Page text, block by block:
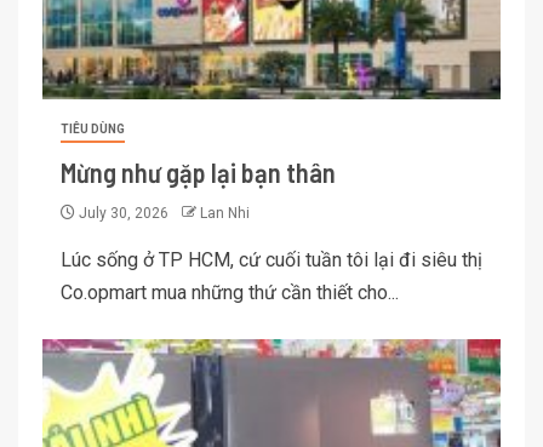
TIÊU DÙNG
Mừng như gặp lại bạn thân
July 30, 2026 Lan Nhi
Lúc sống ở TP HCM, cứ cuối tuần tôi lại đi siêu thị
Co.opmart mua những thứ cần thiết cho...